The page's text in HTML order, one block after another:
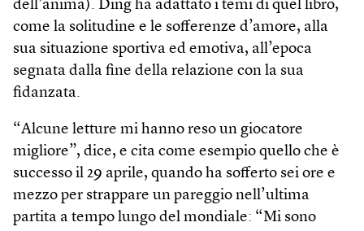
dell’anima). Ding ha adattato i temi di quel libro,
come la solitudine e le sofferenze d’amore, alla
sua situazione sportiva ed emotiva, all’epoca
segnata dalla fine della relazione con la sua
fidanzata.
“Alcune letture mi hanno reso un giocatore
migliore”, dice, e cita come esempio quello che è
successo il 29 aprile, quando ha sofferto sei ore e
mezzo per strappare un pareggio nell’ultima
partita a tempo lungo del mondiale: “Mi sono